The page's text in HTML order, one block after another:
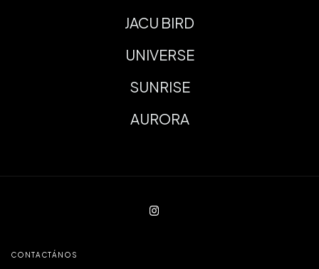
JACU BIRD
UNIVERSE
SUNRISE
AURORA
CONTACTÁNOS